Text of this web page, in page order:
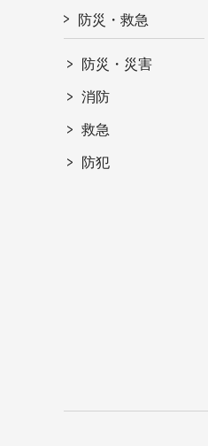
防災・救急
防災・災害
消防
救急
防犯